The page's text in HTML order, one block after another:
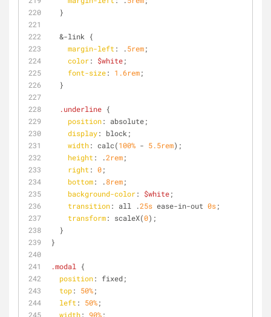
  }
  &-link {
margin-left : .5rem;
color: $white;
font-size: 1.6rem;
  }
.underline {
position: absolute;
display: block;
width: calc(100% - 5.5rem);
height : .2rem;
right : 0;
bottom: .8rem;
background-color: $white;
transition: all .25s ease-in-out 0s;
transform: scaleX(0);
  }
}
.modal
{
position: fixed;
top: 50%;
left : 50%;
width: 90%;